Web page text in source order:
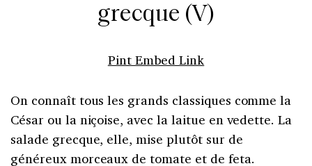
grecque (V)
Pint Embed Link
On connaît tous les grands classiques comme la
César ou la niçoise, avec la laitue en vedette. La
salade grecque, elle, mise plutôt sur de
généreux morceaux de tomate et de feta.